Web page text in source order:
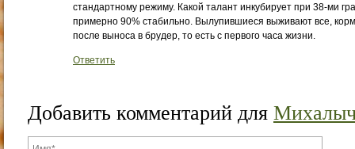
стандартному режиму. Какой талант инкубирует при 38-ми
примерно 90% стабильно. Вылупившиеся выживают все,
после выноса в брудер, то есть с первого часа жизни.
Ответить
Добавить комментарий для